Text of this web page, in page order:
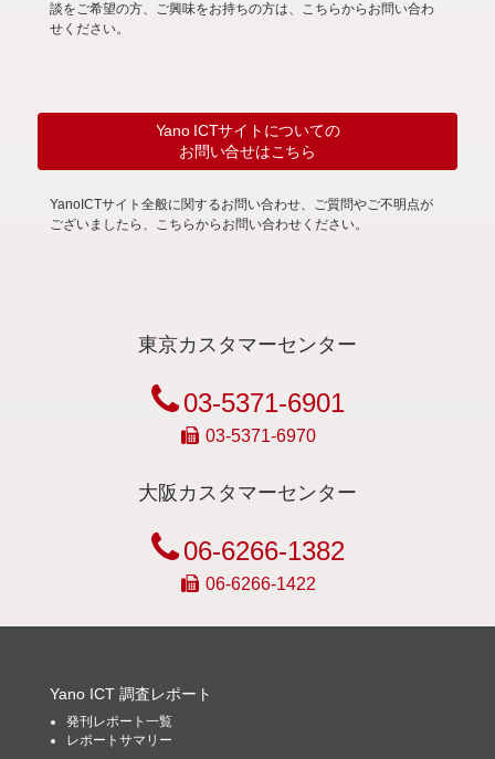
談をご希望の方、ご興味をお持ちの方は、こちらからお問い合わ
せください。
Yano ICTサイトについての
お問い合せはこちら
YanoICTサイト全般に関するお問い合わせ、ご質問やご不明点が
ございましたら、こちらからお問い合わせください。
東京カスタマーセンター
03-5371-6901
03-5371-6970
大阪カスタマーセンター
06-6266-1382
06-6266-1422
Yano ICT 調査レポート
発刊レポート一覧
レポートサマリー